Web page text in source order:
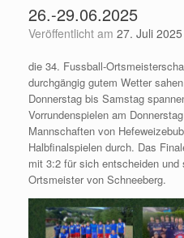
26.-29.06.2025
Veröffentlicht am 27. Juli 2025
die 34. Fussball-
durchgängig gutem Wetter
Donnerstag bis Samstag
Vorrundenspielen am
Mannschaften von
Halbfinalspielen durch. Das
mit 3:2 für sich entscheiden
Ortsmeister von Schneeberg.